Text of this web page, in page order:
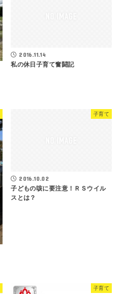
2016.11.14
私の休日子育て奮闘記
子育て
2016.10.02
子どもの咳に要注意！ＲＳウイル
スとは？
子育て